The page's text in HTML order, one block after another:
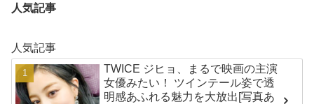
人気記事
人気記事
TWICE ジヒョ、まるで映画の主演
女優みたい！ ツインテール姿で透
明感あふれる魅力を大放出[写真あ